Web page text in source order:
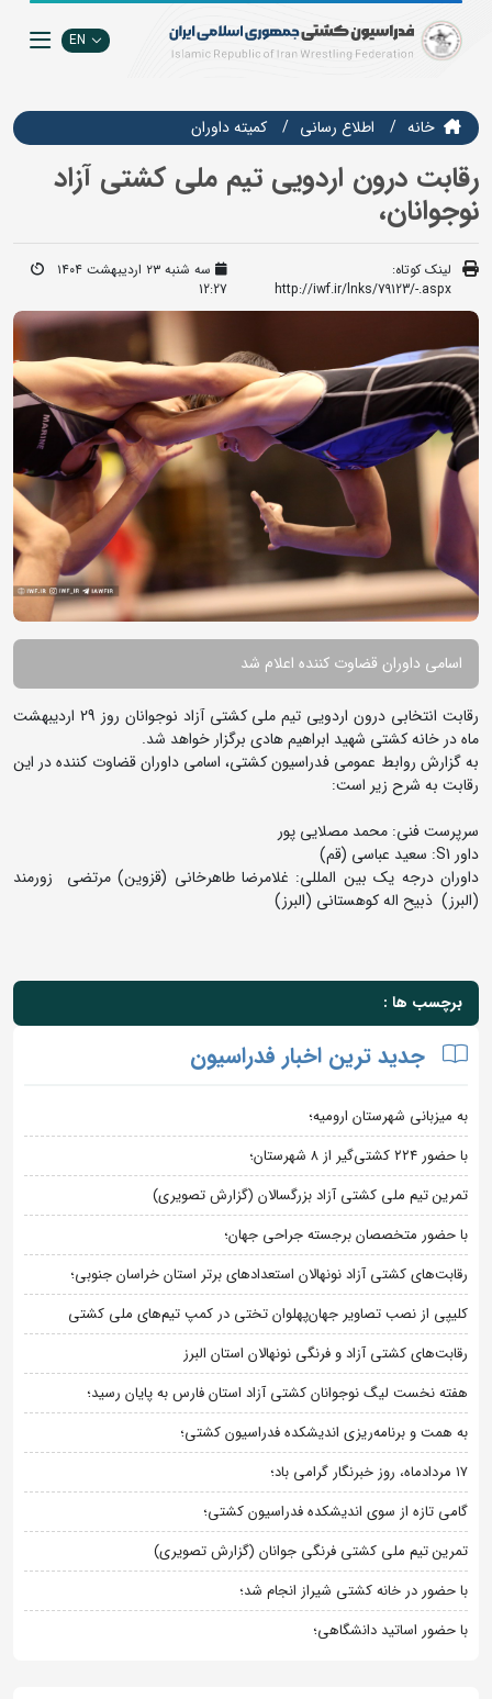
EN
خانه اطلاع رسانی کمیته داوران
رقابت درون اردویی تیم ملی کشتی آزاد
نوجوانان،
لینک کوتاه:
http://iwf.ir/lnks/79123/-.aspx
سه شنبه ۲۳ اردیبهشت ۱۴۰۴
12:27
اسامی داوران قضاوت کننده اعلام شد
رقابت انتخابی درون اردویی تیم ملی کشتی آزاد نوجوانان روز 29 اردیبهشت
ماه در خانه کشتی شهید ابراهیم هادی برگزار خواهد شد.
به گزارش روابط عمومی فدراسیون کشتی، اسامی داوران قضاوت کننده در این
رقابت به شرح زیر است:
سرپرست فنی: محمد مصلایی پور
داور S1: سعید عباسی (قم)
داوران درجه یک بین المللی: غلامرضا طاهرخانی (قزوین) مرتضی زورمند
(البرز) ذبیح اله کوهستانی (البرز)
برچسب ها :
جدید ترین اخبار فدراسیون
به میزبانی شهرستان ارومیه؛
با حضور ۲۲۴ کشتی‌گیر از ۸ شهرستان؛
تمرین تیم ملی کشتی آزاد بزرگسالان (گزارش تصویری)
با حضور متخصصان برجسته جراحی جهان؛
رقابت‌های کشتی آزاد نونهالان استعدادهای برتر استان خراسان جنوبی؛
کلیپی از نصب تصاویر جهان‌پهلوان تختی در کمپ تیم‌های ملی کشتی
رقابت‌های کشتی آزاد و فرنگی نونهالان استان البرز
هفته نخست لیگ نوجوانان کشتی آزاد استان فارس به پایان رسید؛
به همت و برنامه‌ریزی اندیشکده فدراسیون کشتی؛
۱۷ مردادماه، روز خبرنگار گرامی باد؛
گامی تازه از سوی اندیشکده فدراسیون کشتی؛
تمرین تیم ملی کشتی فرنگی جوانان (گزارش تصویری)
با حضور در خانه کشتی شیراز انجام شد؛
با حضور اساتید دانشگاهی؛